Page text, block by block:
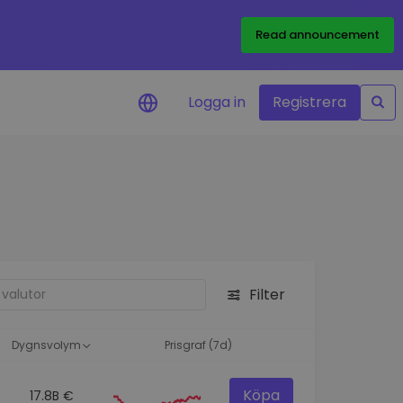
Read announcement
Logga in Registrera
Filter
Dygnsvolym Prisgraf (7d)
17.8B € Köpa